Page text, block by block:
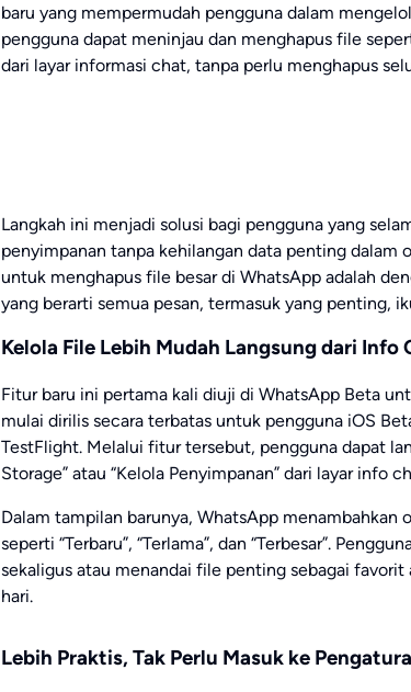
baru yang mempermudah pengguna dalam
pengguna dapat meninjau dan menghapus file
dari layar informasi chat, tanpa perlu menghapus
Langkah ini menjadi solusi bagi pengguna yang
penyimpanan tanpa kehilangan data penting dalam
untuk menghapus file besar di WhatsApp adalah
yang berarti semua pesan, termasuk yang penting,
Kelola File Lebih Mudah Langsung dari Info
Fitur baru ini pertama kali diuji di WhatsApp Beta
mulai dirilis secara terbatas untuk pengguna iOS
TestFlight. Melalui fitur tersebut, pengguna dapat
Storage” atau “Kelola Penyimpanan” dari layar info
Dalam tampilan barunya, WhatsApp menambahkan
seperti “Terbaru”, “Terlama”, dan “Terbesar”.
sekaligus atau menandai file penting sebagai
hari.
Lebih Praktis, Tak Perlu Masuk ke